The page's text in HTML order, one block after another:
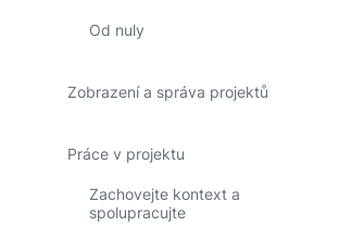
Od nuly
Zobrazení a správa projektů
Práce v projektu
Zachovejte kontext a
spolupracujte